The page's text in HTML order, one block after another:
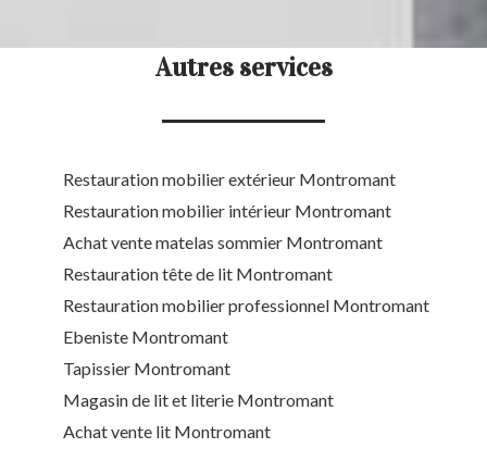
Autres services
Restauration mobilier extérieur Montromant
Restauration mobilier intérieur Montromant
Achat vente matelas sommier Montromant
Restauration tête de lit Montromant
Restauration mobilier professionnel Montromant
Ebeniste Montromant
Tapissier Montromant
Magasin de lit et literie Montromant
Achat vente lit Montromant